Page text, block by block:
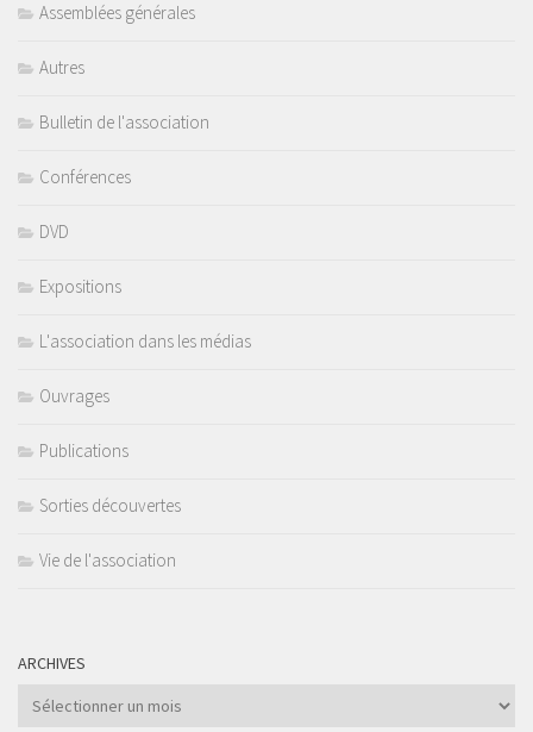
Assemblées générales
Autres
Bulletin de l'association
Conférences
DVD
Expositions
L'association dans les médias
Ouvrages
Publications
Sorties découvertes
Vie de l'association
ARCHIVES
Archives